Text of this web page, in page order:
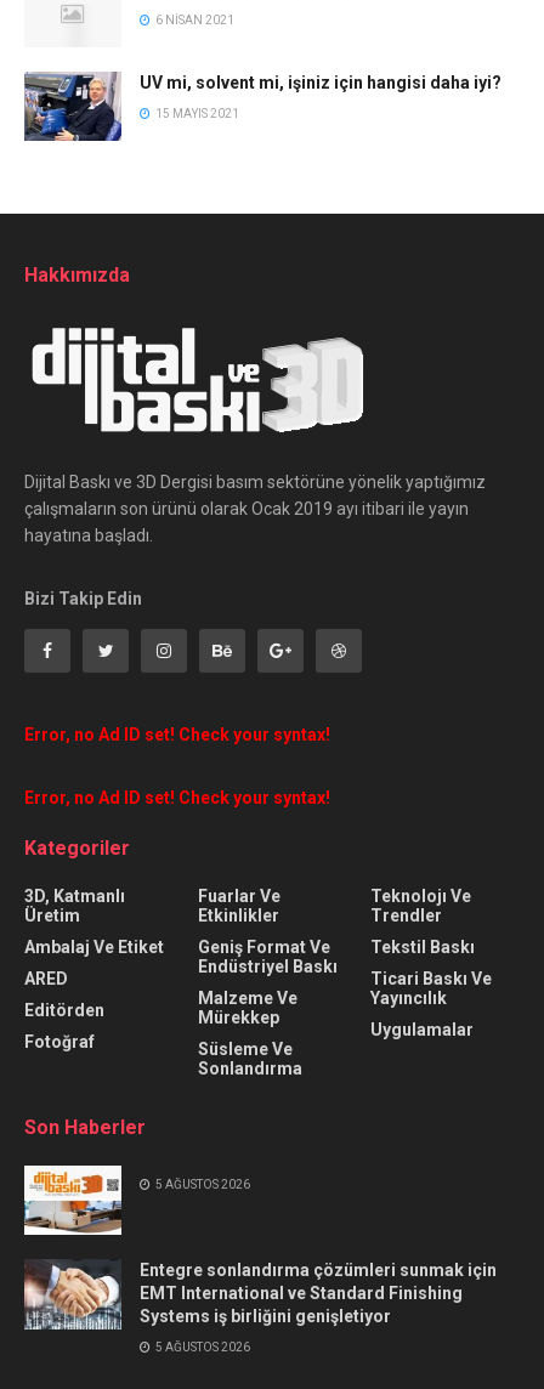
6 NISAN 2021
UV mi, solvent mi, işiniz için hangisi daha iyi?
15 MAYIS 2021
Hakkımızda
Dijital Baskı ve 3D Dergisi basım sektörüne yönelik yaptığımız
çalışmaların son ürünü olarak Ocak 2019 ayı itibari ile yayın
hayatına başladı.
Bizi Takip Edin
Error, no Ad ID set! Check your syntax!
Error, no Ad ID set! Check your syntax!
Kategoriler
3D, Katmanlı
Üretim
Ambalaj Ve Etiket
ARED
Editörden
Fotoğraf
Fuarlar Ve
Etkinlikler
Geniş Format Ve
Endüstriyel Baskı
Malzeme Ve
Mürekkep
Süsleme Ve
Sonlandırma
Teknolojı Ve
Trendler
Tekstil Baskı
Ticari Baskı Ve
Yayıncılık
Uygulamalar
Son Haberler
5 AĞUSTOS 2026
Entegre sonlandırma çözümleri sunmak için
EMT International ve Standard Finishing
Systems iş birliğini genişletiyor
5 AĞUSTOS 2026